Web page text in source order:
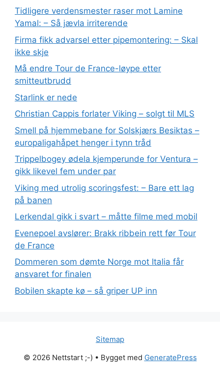
Tidligere verdensmester raser mot Lamine
Yamal: – Så jævla irriterende
Firma fikk advarsel etter pipemontering: – Skal
ikke skje
Må endre Tour de France-løype etter
smitteutbrudd
Starlink er nede
Christian Cappis forlater Viking – solgt til MLS
Smell på hjemmebane for Solskjærs Besiktas –
europaligahåpet henger i tynn tråd
Trippelbogey ødela kjemperunde for Ventura –
gikk likevel fem under par
Viking med utrolig scoringsfest: – Bare ett lag
på banen
Lerkendal gikk i svart – måtte filme med mobil
Evenepoel avslører: Brakk ribbein rett før Tour
de France
Dommeren som dømte Norge mot Italia får
ansvaret for finalen
Bobilen skapte kø – så griper UP inn
Sitemap
© 2026 Nettstart ;-) • Bygget med GeneratePress